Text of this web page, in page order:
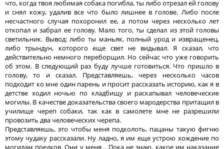
что, когда твоя любимая собака погибла, ты либо отрезал ей голову
и снял кожу, удалив все что было лишнее в голове. Либо после
несчастного случая похоронил ее, а потом через несколько лет
откопал и забрал ее голову. Мало того, ты сделал из этой головы
светильник. Вывод: либо ты маньяк, полный урод и извращенец,
либо трындун, которого еще свет не видывал. Я сказал, что
действительно немного переборщил. Но сейчас что уже говорить
об этом. В следующий раз буду лучше готовиться. Что пришло в
голову, то и сказал. Представляешь, через несколько часов
подходит ко мне один парень и просит рассказать историю, как я в
детстве ходил ночью по кладбищу и раскапывал человеческие
могилы. В качестве доказательства своего мародерства притащил в
училище череп собаки, так как в самолете мне не разрешили
провозить два человеческих черепа.
Представляешь, это чтобы меня подколоть, пацаны такую фигню
этому чудаку рассказали. Ну ладно, я им еще устрою хождение по
могилам предков. Они у меня… Пока не знаю, какое им наказание